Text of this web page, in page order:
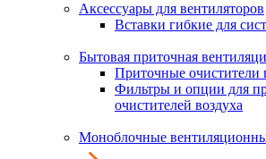
Аксессуары для вентиляторов
Вставки гибкие для
Бытовая приточная
Приточные очистители
Фильтры и опции для
очистителей воздуха
Моноблочные